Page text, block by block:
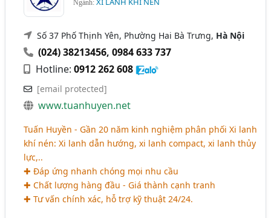
Ngành:
Số 37 Phố Thịnh Yên, Phường Hai Bà Trưng, Hà Nội
(024) 38213456,0984 633 737
Hotline:0912 262 608
[email protected]
www.tuanhuyen.net
Tuấn Huyền - Gần 20 năm kinh nghiệm phân phối Xi lanh
khí nén: Xi lanh dẫn hướng, xi lanh compact, xi lanh thủy
lực,..
✚ Đáp ứng nhanh chóng mọi nhu cầu
✚ Chất lượng hàng đầu - Giá thành cạnh tranh
✚ Tư vấn chính xác, hỗ trợ kỹ thuật 24/24.